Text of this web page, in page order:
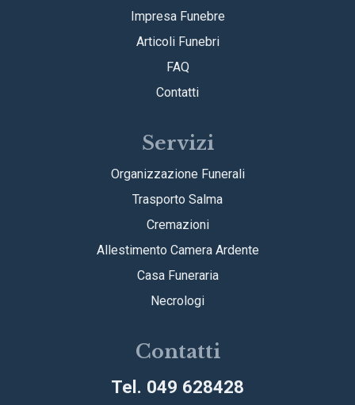
Impresa Funebre
Articoli Funebri
FAQ
Contatti
Servizi
Organizzazione Funerali
Trasporto Salma
Cremazioni
Allestimento Camera Ardente
Casa Funeraria
Necrologi
Contatti
Tel. 049 628428